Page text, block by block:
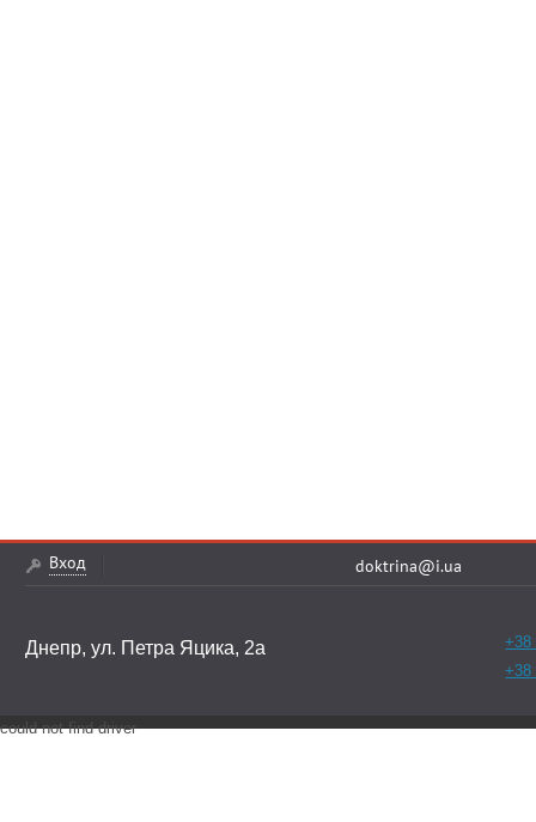
Вход doktrina@i.ua
Днепр, ул. Петра Яцика, 2а
+38
+38
could not find driver